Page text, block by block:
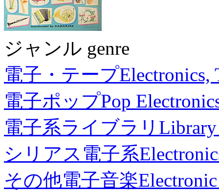
ジャンル genre
電子・テープElectronics,
電子ポップPop
電子系ライブラリ
シリアス電子系
その他電子音楽